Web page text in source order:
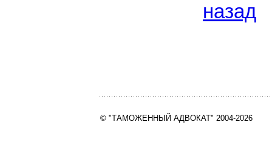
назад
© "ТАМОЖЕННЫЙ АДВОКАТ" 2004-2026